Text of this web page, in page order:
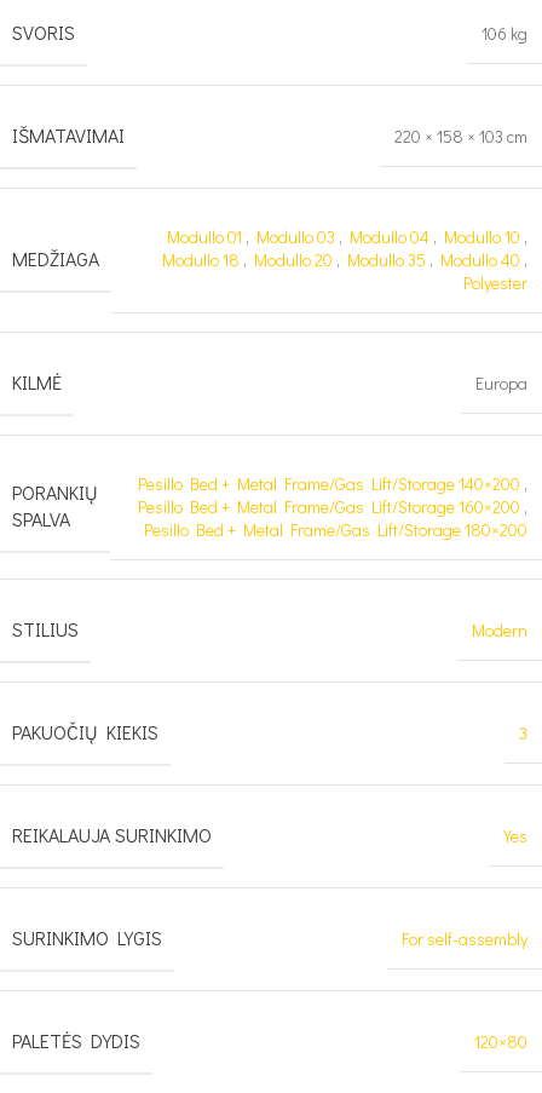
SVORIS
106 kg
IŠMATAVIMAI 220 × 158 × 103 cm
MEDŽIAGA
Modullo 01 , Modullo 03 , Modullo 04 , Modullo 10 ,
Modullo 18 , Modullo 20 , Modullo 35 , Modullo 40 ,
Polyester
KILMĖ Europa
PORANKIŲ
SPALVA
Pesillo Bed + Metal Frame/Gas Lift/Storage 140×200 ,
Pesillo Bed + Metal Frame/Gas Lift/Storage 160×200 ,
Pesillo Bed + Metal Frame/Gas Lift/Storage 180×200
STILIUS Modern
PAKUOČIŲ KIEKIS 3
REIKALAUJA SURINKIMO Yes
SURINKIMO LYGIS For self-assembly
PALETĖS DYDIS 120×80